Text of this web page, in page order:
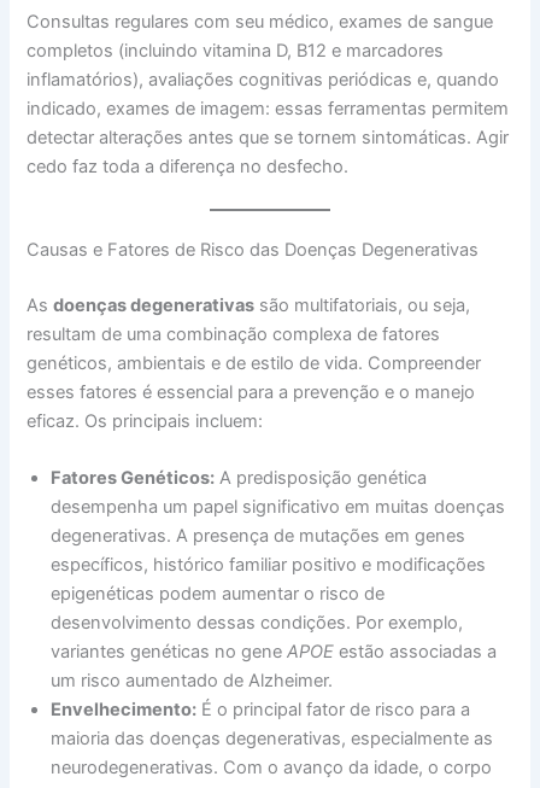
Consultas regulares com seu médico, exames de sangue
completos (incluindo vitamina D, B12 e marcadores
inflamatórios), avaliações cognitivas periódicas e, quando
indicado, exames de imagem: essas ferramentas permitem
detectar alterações antes que se tornem sintomáticas. Agir
cedo faz toda a diferença no desfecho.
Causas e Fatores de Risco das Doenças Degenerativas
Asdoenças degenerativas são multifatoriais, ou seja,
resultam de uma combinação complexa de fatores
genéticos, ambientais e de estilo de vida. Compreender
esses fatores é essencial para a prevenção e o manejo
eficaz. Os principais incluem:
Fatores Genéticos: A predisposição genética
desempenha um papel significativo em muitas doenças
degenerativas. A presença de mutações em genes
específicos, histórico familiar positivo e modificações
epigenéticas podem aumentar o risco de
desenvolvimento dessas condições. Por exemplo,
variantes genéticas no geneAPOE estão associadas a
um risco aumentado de Alzheimer.
Envelhecimento: É o principal fator de risco para a
maioria das doenças degenerativas, especialmente as
neurodegenerativas. Com o avanço da idade, o corpo